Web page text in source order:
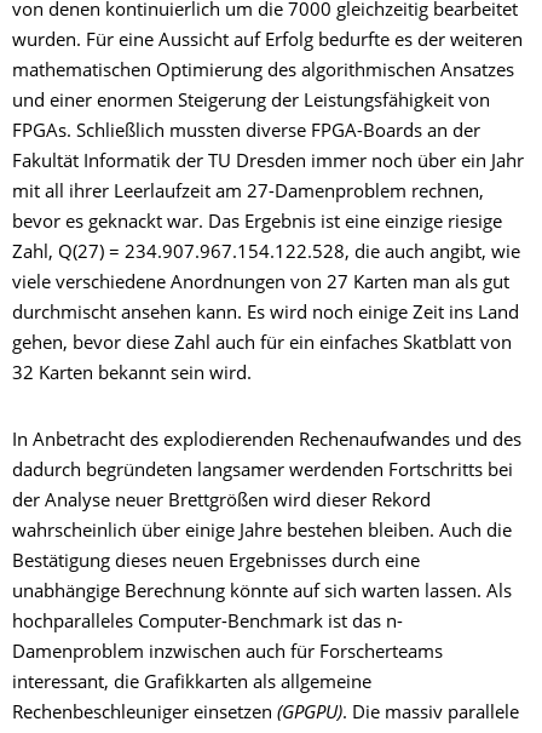
von denen kontinuierlich um die 7000 gleichzeitig bearbeitet
wurden. Für eine Aussicht auf Erfolg bedurfte es der weiteren
mathematischen Optimierung des algorithmischen Ansatzes
und einer enormen Steigerung der Leistungsfähigkeit von
FPGAs. Schließlich mussten diverse FPGA-Boards an der
Fakultät Informatik der TU Dresden immer noch über ein Jahr
mit all ihrer Leerlaufzeit am 27-Damenproblem rechnen,
bevor es geknackt war. Das Ergebnis ist eine einzige riesige
Zahl, Q(27) = 234.907.967.154.122.528, die auch angibt, wie
viele verschiedene Anordnungen von 27 Karten man als gut
durchmischt ansehen kann. Es wird noch einige Zeit ins Land
gehen, bevor diese Zahl auch für ein einfaches Skatblatt von
32 Karten bekannt sein wird.
In Anbetracht des explodierenden Rechenaufwandes und des
dadurch begründeten langsamer werdenden Fortschritts bei
der Analyse neuer Brettgrößen wird dieser Rekord
wahrscheinlich über einige Jahre bestehen bleiben. Auch die
Bestätigung dieses neuen Ergebnisses durch eine
unabhängige Berechnung könnte auf sich warten lassen. Als
hochparalleles Computer-Benchmark ist das n-
Damenproblem inzwischen auch für Forscherteams
interessant, die Grafikkarten als allgemeine
Rechenbeschleuniger einsetzen (GPGPU). Die massiv parallele